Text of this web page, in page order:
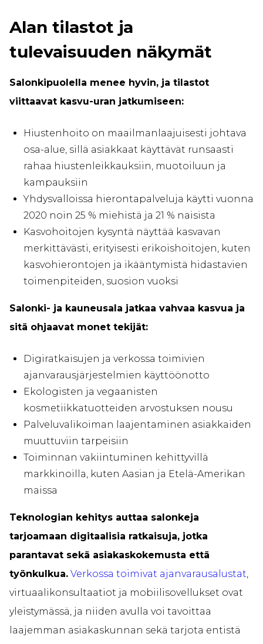
Alan tilastot ja
tulevaisuuden näkymät
Salonkipuolella menee hyvin, ja tilastot
viittaavat kasvu-uran jatkumiseen:
Hiustenhoito on maailmanlaajuisesti johtava
osa-alue, sillä asiakkaat käyttävät runsaasti
rahaa hiustenleikkauksiin, muotoiluun ja
kampauksiin
Yhdysvalloissa hierontapalveluja käytti vuonna
2020 noin 25 % miehistä ja 21 % naisista
Kasvohoitojen kysyntä näyttää kasvavan
merkittävästi, erityisesti erikoishoitojen, kuten
kasvohierontojen ja ikääntymistä hidastavien
toimenpiteiden, suosion vuoksi
Salonki- ja kauneusala jatkaa vahvaa kasvua ja
sitä ohjaavat monet tekijät:
Digiratkaisujen ja verkossa toimivien
ajanvarausjärjestelmien käyttöönotto
Ekologisten ja vegaanisten
kosmetiikkatuotteiden arvostuksen nousu
Palveluvalikoiman laajentaminen asiakkaiden
muuttuviin tarpeisiin
Toiminnan vakiintuminen kehittyvillä
markkinoilla, kuten Aasian ja Etelä-Amerikan
maissa
Teknologian kehitys auttaa salonkeja
tarjoamaan digitaalisia ratkaisuja, jotka
parantavat sekä asiakaskokemusta että
työnkulkua. Verkossa toimivat ajanvarausalustat,
virtuaalikonsultaatiot ja mobiilisovellukset ovat
yleistymässä, ja niiden avulla voi tavoittaa
laajemman asiakaskunnan sekä tarjota entistä